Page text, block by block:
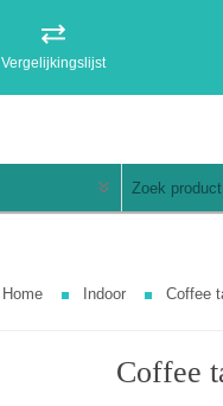
Vergelijkingslijst
Home Indoor Coffee
Coffee